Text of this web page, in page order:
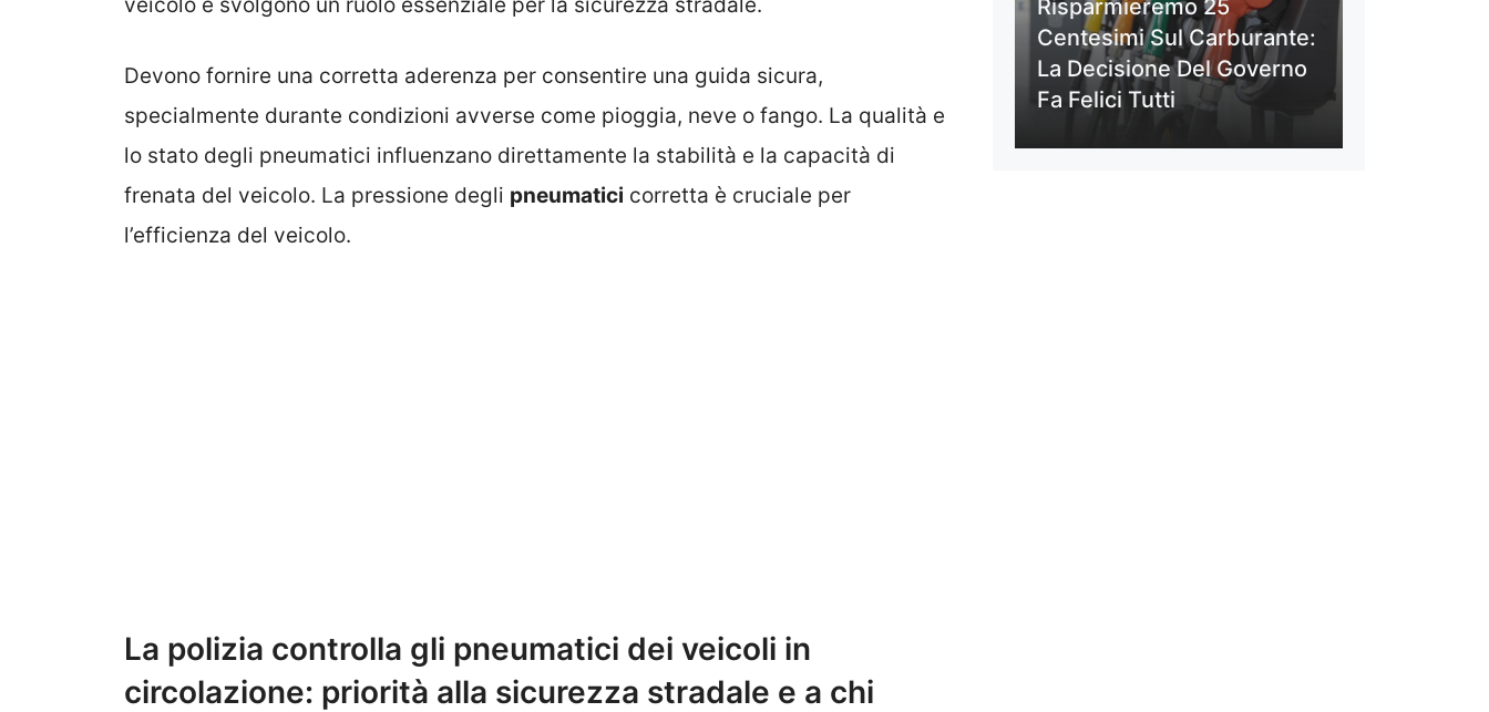
Devono fornire una corretta aderenza per consentire una guida sicura,
specialmente durante condizioni avverse come pioggia, neve o fango. La qualità e
lo stato degli pneumatici influenzano direttamente la stabilità e la capacità di
frenata del veicolo. La pressione degli pneumatici corretta è cruciale per
l’efficienza del veicolo.
La polizia controlla gli pneumatici dei veicoli in
circolazione: priorità alla sicurezza stradale e a chi
Risparmieremo 25
Centesimi Sul Carburante:
La Decisione Del Governo
Fa Felici Tutti